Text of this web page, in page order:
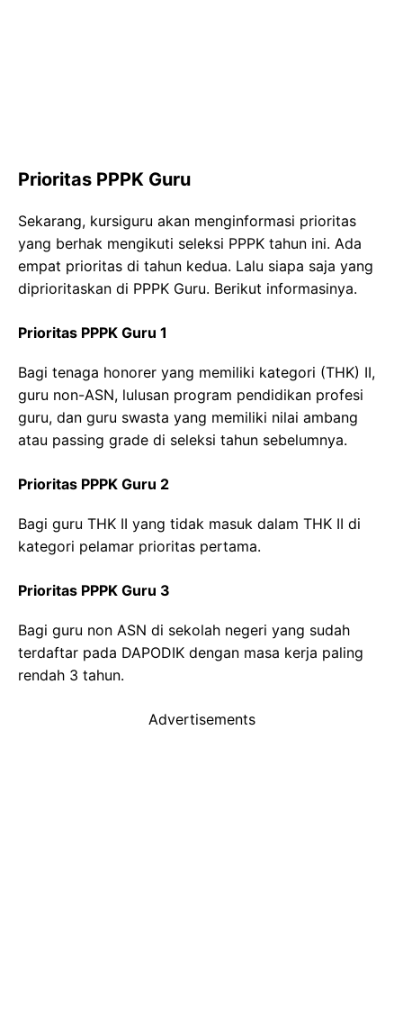
Prioritas PPPK Guru
Sekarang, kursiguru akan menginformasi prioritas
yang berhak mengikuti seleksi PPPK tahun ini. Ada
empat prioritas di tahun kedua. Lalu siapa saja yang
diprioritaskan di PPPK Guru. Berikut informasinya.
Prioritas PPPK Guru 1
Bagi tenaga honorer yang memiliki kategori (THK) II,
guru non-ASN, lulusan program pendidikan profesi
guru, dan guru swasta yang memiliki nilai ambang
atau passing grade di seleksi tahun sebelumnya.
Prioritas PPPK Guru 2
Bagi guru THK II yang tidak masuk dalam THK II di
kategori pelamar prioritas pertama.
Prioritas PPPK Guru 3
Bagi guru non ASN di sekolah negeri yang sudah
terdaftar pada DAPODIK dengan masa kerja paling
rendah 3 tahun.
Advertisements